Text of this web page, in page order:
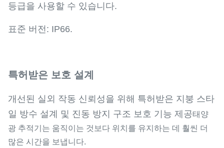
등급을 사용할 수 있습니다.
표준 버전: IP66.
특허받은 보호 설계
개선된 실외 작동 신뢰성을 위해 특허받은 지붕 스타
일 방수 설계 및 진동 방지 구조 보호 기능 제공태양
광 추적기는 움직이는 것보다 위치를 유지하는 데 훨씬 더
많은 시간을 보냅니다.